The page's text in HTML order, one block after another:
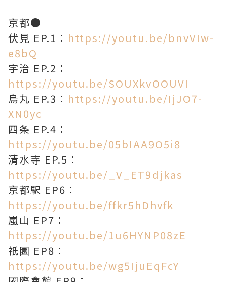
京都●
伏見 EP.1： https://youtu.be/bnvVIw-
e8bQ
宇治 EP.2：
https://youtu.be/SOUXkvOOUVI
烏丸 EP.3： https://youtu.be/IjJO7-
XN0yc
四条 EP.4：
https://youtu.be/05bIAA9O5i8
清水寺 EP.5：
https://youtu.be/_V_ET9djkas
京都駅 EP6：
https://youtu.be/ffkr5hDhvfk
嵐山 EP7：
https://youtu.be/1u6HYNP08zE
祇園 EP8：
https://youtu.be/wg5IjuEqFcY